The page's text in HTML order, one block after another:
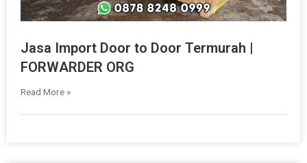
Jasa Import Door to Door Termurah |
FORWARDER ORG
Read More »